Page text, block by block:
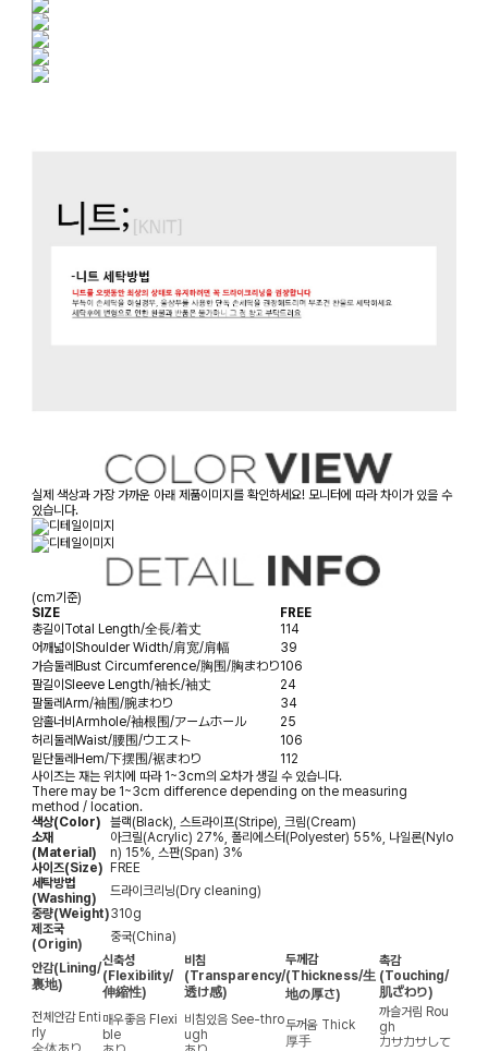
실제 색상과 가장 가까운 아래 제품이미지를 확인하세요! 모니터에 따라 차이가 있을 수
있습니다.
(cm기준)
SIZE
FREE
총길이 Total Length/全長/着丈
114
어깨넓이 Shoulder Width/肩宽/肩幅
39
가슴둘레 Bust Circumference/胸围/胸まわり106
팔길이 Sleeve Length/袖长/袖丈
24
팔둘레 Arm/袖围/腕まわり
34
암홀너비 Armhole/袖根围/アームホール
25
허리둘레 Waist/腰围/ウエスト
106
밑단둘레 Hem/下摆围/裾まわり
112
사이즈는 재는 위치에 따라 1~3cm의 오차가 생길 수 있습니다.
There may be 1~3cm difference depending on the measuring
method / location.
색상(Color)
블랙(Black), 스트라이프(Stripe), 크림(Cream)
소재
(Material)
아크릴(Acrylic) 27%, 폴리에스터(Polyester) 55%, 나일론(Nylo
n) 15%, 스판(Span) 3%
사이즈(Size)
FREE
세탁방법
(Washing)
드라이크리닝(Dry cleaning)
중량(Weight)310g
제조국
(Origin)
중국(China)
안감(Lining/
裏地)
신축성
(Flexibility/
伸縮性)
비침
(Transparency/
透け感)
두께감
(Thickness/生
地の厚さ)
촉감
(Touching/
肌ざわり)
전체안감 Enti
rly
매우좋음 Flexi
ble
비침있음 See-thro
ugh
두꺼움 Thick
厚手
까슬거림 Rou
gh
カサカサして